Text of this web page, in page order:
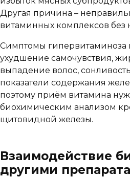
Другая причина –
витаминных комплексов без
Симптомы
ухудшение самочувствия,
выпадение волос,
показатели содержания
поэтому приём витамина
биохимическим анализом
щитовидной железы.
Взаимодействие
другими